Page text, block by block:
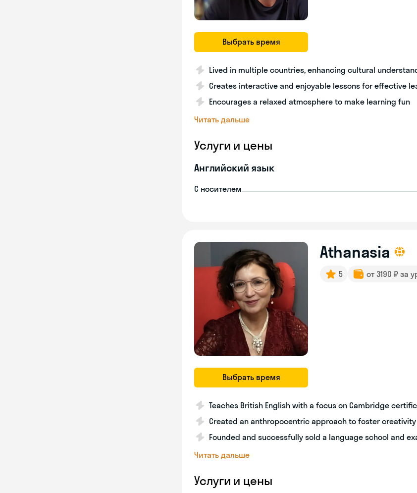
Выбрать время
Lived in multiple countries, enhancing cultural
Creates interactive and enjoyable lessons for effective
Encourages a relaxed atmosphere to make learning fun
Читать дальше
Услуги и цены
Английский язык
С носителем
Выбрать время
Athanasia
5 от 3190 ₽ за
Teaches British English with a focus on Cambridge
Created an anthropocentric approach to foster creativity
Founded and successfully sold a language school and
Читать дальше
Услуги и цены